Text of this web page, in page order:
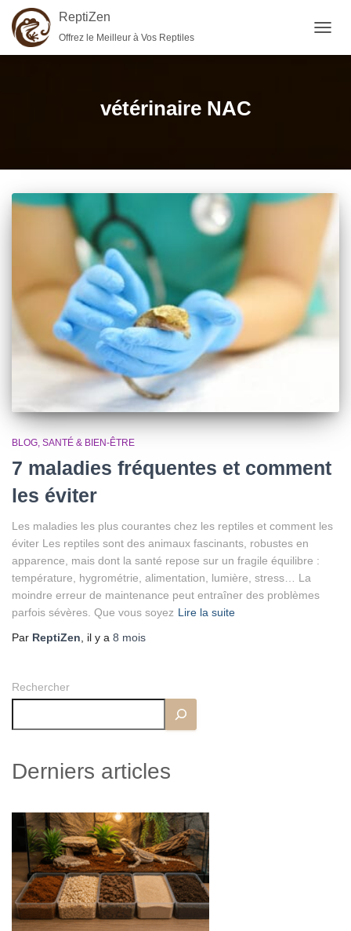
ReptiZen
Offrez le Meilleur à Vos Reptiles
LA
vétérinaire NAC
BLOG SANTÉ & BIEN-ÊTRE
7 maladies fréquentes et comment
les éviter
Les maladies les plus courantes chez les reptiles et comment les
éviter Les reptiles sont des animaux fascinants, robustes en
apparence, mais dont la santé repose sur un fragile équilibre :
température, hygrométrie, alimentation, lumière, stress… La
moindre erreur de maintenance peut entraîner des problèmes
parfois sévères. Que vous soyez Lire la suite
Par ReptiZen , il y a 8 mois
Rechercher
Derniers articles